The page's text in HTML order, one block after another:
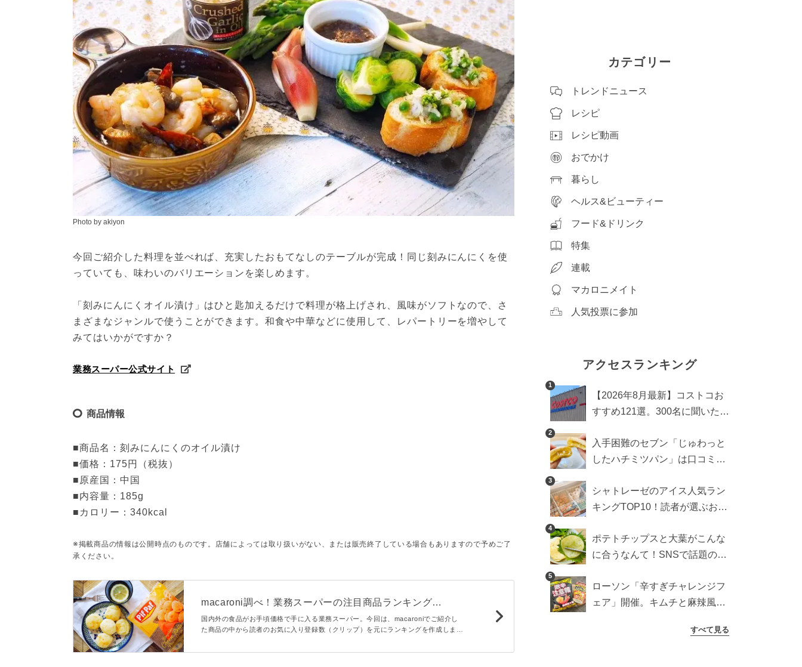
Photo by akiyon
今回ご紹介した料理を並べれば、充実したおもてなしのテーブルが完成！同じ刻みにんにくを使
っていても、味わいのバリエーションを楽しめます。
「刻みにんにくオイル漬け」はひと匙加えるだけで料理が格上げされ、風味がソフトなので、さ
まざまなジャンルで使うことができます。和食や中華などに使用して、レパートリーを増やして
みてはいかがですか？
業務スーパー公式サイト
商品情報
■商品名：刻みにんにくのオイル漬け
■価格：175円（税抜）
■原産国：中国
■内容量：185g
■カロリー：340kcal
※掲載商品の情報は公開時点のものです。店舗によっては取り扱いがない、または販売終了している場合もありますので予めご了
承ください。
macaroni調べ！業務スーパーの注目商品ランキング
TOP10
国内外の食品がお手頃価格で手に入る業務スーパー。今回は、macaroniでご紹介し
た商品の中から読者のお気に入り登録数（クリップ）を元にランキングを作成しまし
カテゴリー
トレンドニュース
レシピ
レシピ動画
おでかけ
暮らし
ヘルス&ビューティー
フード&ドリンク
特集
連載
マカロニメイト
人気投票に参加
アクセスランキング
1
【2026年8月最新】コストコお
すすめ121選。300名に聞いた買
め商品も
2
入手困難のセブン「じゅわっと
したハチミツパン」は口コミ通
検証
3
シャトレーゼのアイス人気ラン
キングTOP10！読者が選ぶおす
4
ポテトチップスと大葉がこんな
に合うなんて！SNSで話題の食
5
ローソン「辛すぎチャレンジフ
ェア」開催。キムチと麻辣風の
すべて見る